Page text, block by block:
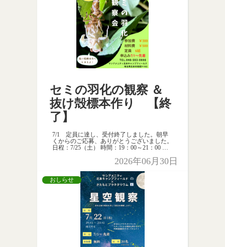
セミの羽化の観察 ＆
抜け殻標本作り 【終
了】
7/1 定員に達し、受付終了しました。朝早
くからのご応募、ありがとうございました。
日程：7/25（土） 時間：19：00～21：00 先
羽化の観察！ 抜け殻標本も作ってみよう！
2026年06月30日
おしらせ